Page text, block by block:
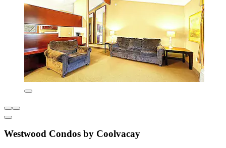
Westwood Condos by Coolvacay